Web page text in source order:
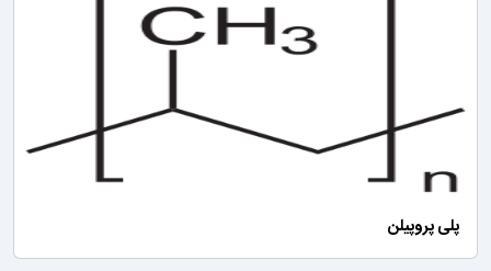
پلی پروپیلن